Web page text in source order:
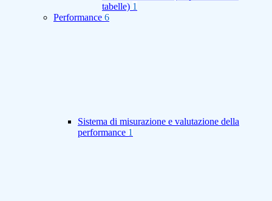
tabelle) 1
Performance 6
Sistema di misurazione e valutazione della
performance 1